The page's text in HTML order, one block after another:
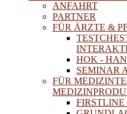
ANFAHRT
PARTNER
FÜR ÄRZTE &
HOK -
SEMINAR
FÜR